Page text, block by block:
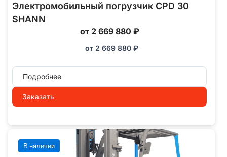
Электромобильный погрузчик CPD 30
SHANN
от 2 669 880 ₽
от 2 669 880 ₽
Подробнее
Заказать
В наличии